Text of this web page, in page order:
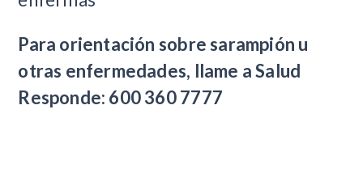
Para orientación sobre sarampión u
otras enfermedades, llame a Salud
Responde: 600 360 7777